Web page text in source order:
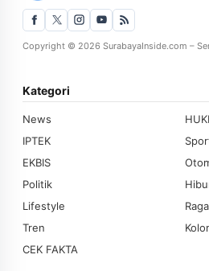
Copyright © 2026 SurabayaInside.com –
Kategori
News
IPTEK
EKBIS
Politik
Lifestyle
Tren
CEK FAKTA